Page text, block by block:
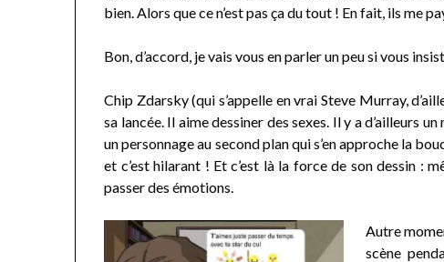
bien. Alors que ce n’est pas ça du tout ! En fait, ils me
Bon, d’accord, je vais vous en parler un peu si vous
Chip Zdarsky (qui s’appelle en vrai Steve Murray,
sa lancée. Il aime dessiner des sexes. Il y a d’ailleurs
un personnage au second plan qui s’en approche la
et c’est hilarant ! Et c’est là la force de son dessin :
passer des émotions.
Autre
scène